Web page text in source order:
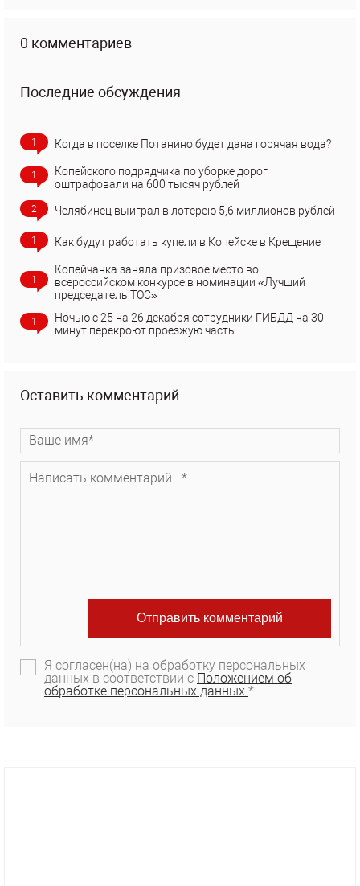
0 комментариев
Последние обсуждения
1 Когда в поселке Потанино будет дана горячая вода?
1
Копейского подрядчика по уборке дорог
оштрафовали на 600 тысяч рублей
2 Челябинец выиграл в лотерею 5,6 миллионов рублей
1 Как будут работать купели в Копейске в Крещение
1
Копейчанка заняла призовое место во
всероссийском конкурсе в номинации «Лучший
председатель ТОС»
1
Ночью с 25 на 26 декабря сотрудники ГИБДД на 30
минут перекроют проезжую часть
Оставить комментарий
Я согласен(на) на обработку персональных
данных в соответствии с Положением об
обработке персональных данных.*